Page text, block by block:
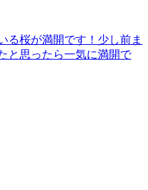
る桜が満開です！少し前ま
と思ったら一気に満開で